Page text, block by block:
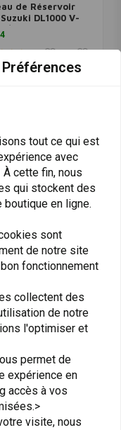
de Réservoir
Suzuki DL1000 V-
DL650 V-
GSX 1300 R/GS
GSF 1200 //GS 500
650S/Yamaha XJR
XJ 900 S/YZF-R6
Moteur
DL1000 V-Strom
Préférences
tout ce qui est
avec
cette fin, nous
qui stockent des
en ligne.
sont
de notre site
fonctionnement
collectent des
de notre
l'optimiser et
permet de
expérience en
accès à vos
visite, nous